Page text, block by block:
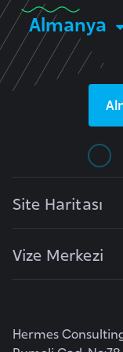
Almanya
Site Haritası
Vize Merkezi
Hermes
e
n
i
s